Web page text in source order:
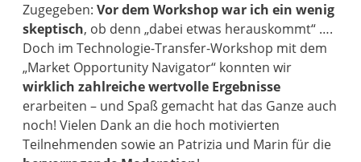
Zugegeben: Vor dem Workshop war ich ein wenig
skeptisch, ob denn „dabei etwas herauskommt“ ….
Doch im Technologie-Transfer-Workshop mit dem
„Market Opportunity Navigator“ konnten wir
wirklich zahlreiche wertvolle Ergebnisse
erarbeiten – und Spaß gemacht hat das Ganze auch
noch! Vielen Dank an die hoch motivierten
Teilnehmenden sowie an Patrizia und Marin für die